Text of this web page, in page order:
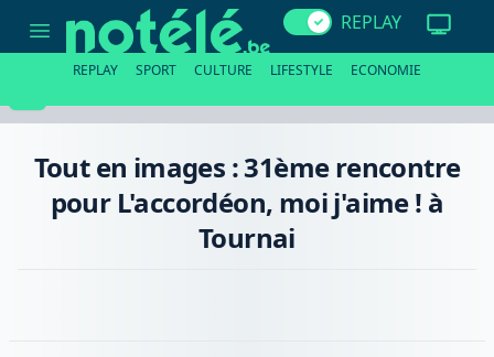
images
pour
j'aime
REPLAY
REPLAY SPORT CULTURE LIFESTYLE ECONOMIE
Tout en images : 31ème rencontre
pour L'accordéon, moi j'aime ! à
Tournai